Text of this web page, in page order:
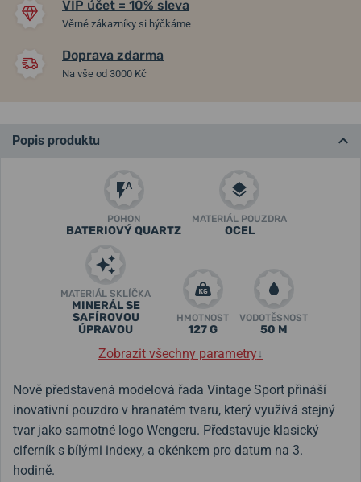
VIP účet = 10% sleva
Věrné zákazníky si hýčkáme
Doprava zdarma
Na vše od 3000 Kč
Popis produktu
POHON
BATERIOVÝ QUARTZ
MATERIÁL POUZDRA
OCEL
MATERIÁL SKLÍČKA
MINERÁL SE
SAFÍROVOU
ÚPRAVOU
HMOTNOST
127 G
VODOTĚSNOST
50 M
Zobrazit všechny parametry↓
Nově představená modelová řada Vintage Sport přináší
inovativní pouzdro v hranatém tvaru, který využívá stejný
tvar jako samotné logo Wengeru. Představuje klasický
ciferník s bílými indexy, a okénkem pro datum na 3.
hodině.